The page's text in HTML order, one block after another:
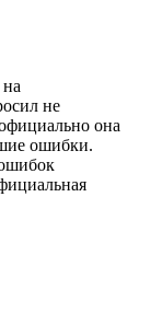
не
она
ошибки.